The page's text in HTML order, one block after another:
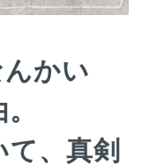
かい
、真剣